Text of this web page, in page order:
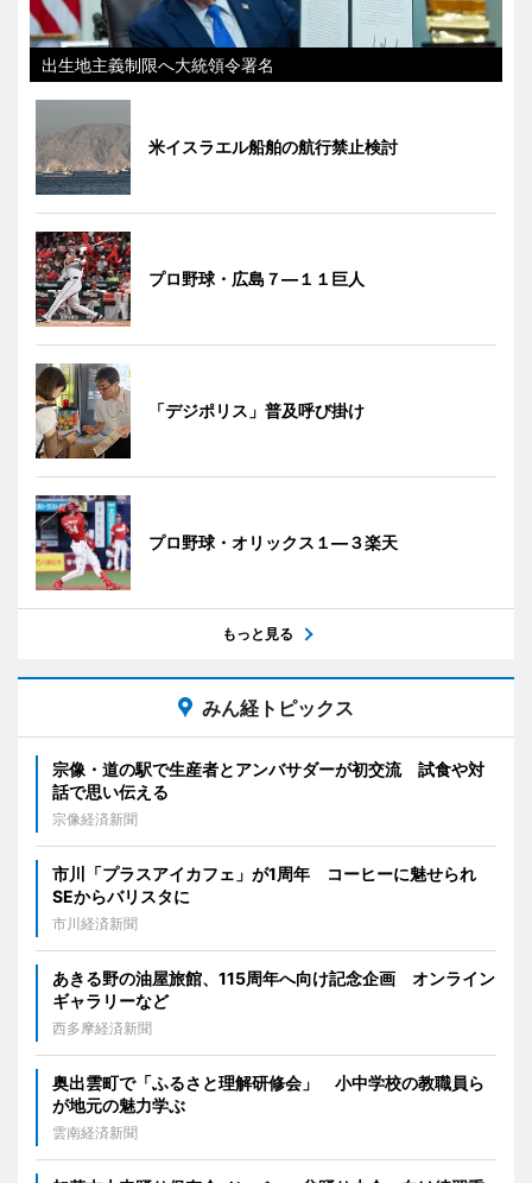
出生地主義制限へ大統領令署名
米イスラエル船舶の航行禁止検討
プロ野球・広島７―１１巨人
「デジポリス」普及呼び掛け
プロ野球・オリックス１―３楽天
もっと見る
みん経トピックス
宗像・道の駅で生産者とアンバサダーが初交流 試食や対
話で思い伝える
宗像経済新聞
市川「プラスアイカフェ」が1周年 コーヒーに魅せられ
SEからバリスタに
市川経済新聞
あきる野の油屋旅館、115周年へ向け記念企画 オンライン
ギャラリーなど
西多摩経済新聞
奥出雲町で「ふるさと理解研修会」 小中学校の教職員ら
が地元の魅力学ぶ
雲南経済新聞